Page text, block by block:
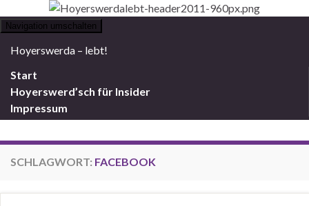
Navigation umschalten
Hoyerswerda – lebt!
Start
Hoyerswerd’sch für Insider
Impressum
SCHLAGWORT: FACEBOOK